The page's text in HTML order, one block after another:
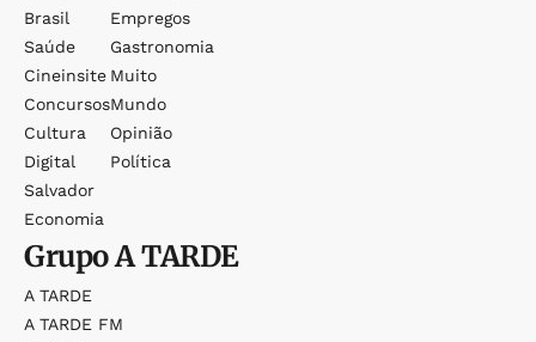
Brasil
Saúde
Cineinsite
Concursos
Cultura
Digital
Salvador
Economia
Empregos
Gastronomia
Muito
Mundo
Opinião
Política
GrupoA TARDE
A TARDE
A TARDE FM